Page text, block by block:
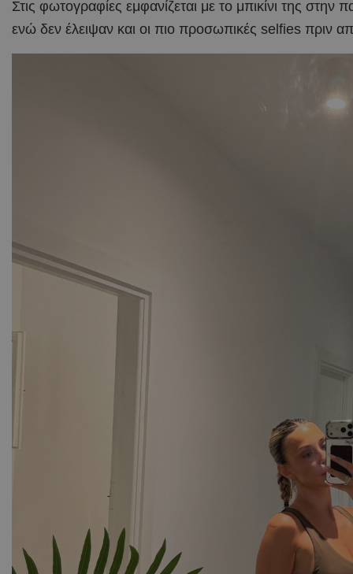
Στις φωτογραφίες εμφανίζεται με το μπικίνι της
ενώ δεν έλειψαν και οι πιο προσωπικές selfies πριν